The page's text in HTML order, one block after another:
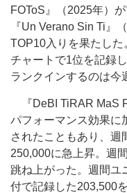
FOToS』（2025年）
『Un Verano Sin Ti』
TOP10入りを果たし
チャートで1位を記録
ランクインするのは今
『DeBI TiRAR MaS
パフォーマンス効果に
されたこともあり、週
250,000に急上昇。週
跳ね上がった。週間ユ
付で記録した203,500